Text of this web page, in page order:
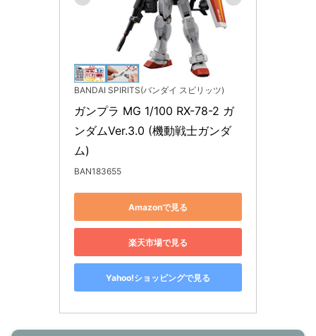
BANDAI SPIRITS(バンダイ スピリッツ)
ガンプラ MG 1/100 RX-78-2 ガ
ンダムVer.3.0 (機動戦士ガンダ
ム)
BAN183655
Amazonで見る
楽天市場で見る
Yahoo!ショッピングで見る